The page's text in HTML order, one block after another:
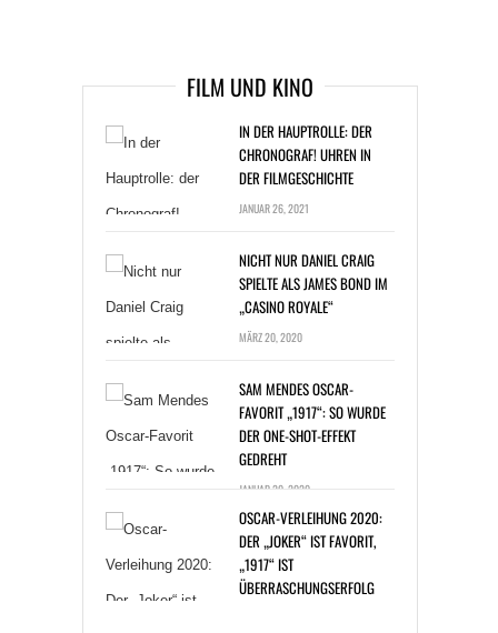
FILM UND KINO
IN DER HAUPTROLLE: DER
CHRONOGRAF! UHREN IN
DER FILMGESCHICHTE
JANUAR 26, 2021
NICHT NUR DANIEL CRAIG
SPIELTE ALS JAMES BOND IM
„CASINO ROYALE“
MÄRZ 20, 2020
SAM MENDES OSCAR-
FAVORIT „1917“: SO WURDE
DER ONE-SHOT-EFFEKT
GEDREHT
JANUAR 20, 2020
OSCAR-VERLEIHUNG 2020:
DER „JOKER“ IST FAVORIT,
„1917“ IST
ÜBERRASCHUNGSERFOLG